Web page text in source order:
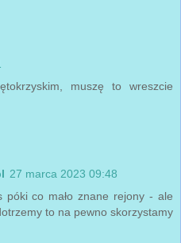
muszę to wreszcie
27 marca 2023 09:48
póki co mało znane rejony - ale
to na pewno skorzystamy